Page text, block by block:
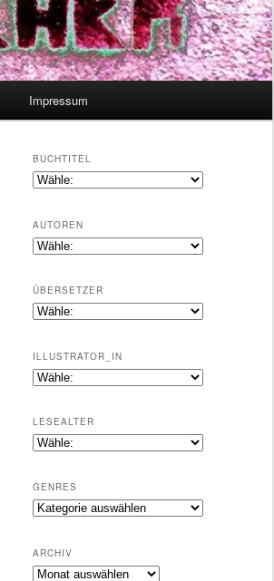
Impressum
BUCHTITEL
AUTOREN
ÜBERSETZER
ILLUSTRATOR_IN
LESEALTER
GENRES
Genres
ARCHIV
Archiv